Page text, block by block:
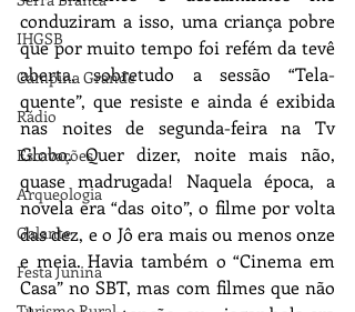
IHGSB
Campina Grande
Rádio
Escavações
Arqueologia
Galante
Festa Junina
conduziram a isso, uma criança pobre
que por muito tempo foi refém da tevê
aberta, sobretudo a sessão “Tela-
quente”, que resiste e ainda é exibida
nas noites de segunda-feira na Tv
Globo. Quer dizer, noite mais não,
quase madrugada! Naquela época, a
novela era “das oito”, o filme por volta
das dez, e o Jô era mais ou menos onze
e meia. Havia também o “Cinema em
Casa” no SBT, mas com filmes que não